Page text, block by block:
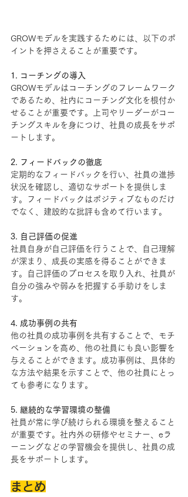
GROWモデルを実践するためには、以下のポ
イントを押さえることが重要です。
1. コーチングの導入
GROWモデルはコーチングのフレームワーク
であるため、社内にコーチング文化を根付か
せることが重要です。上司やリーダーがコー
チングスキルを身につけ、社員の成長をサポ
ートします。
2. フィードバックの徹底
定期的なフィードバックを行い、社員の進捗
状況を確認し、適切なサポートを提供しま
す。フィードバックはポジティブなものだけ
でなく、建設的な批評も含めて行います。
3. 自己評価の促進
社員自身が自己評価を行うことで、自己理解
が深まり、成長の実感を得ることができま
す。自己評価のプロセスを取り入れ、社員が
自分の強みや弱みを把握する手助けをしま
す。
4. 成功事例の共有
他の社員の成功事例を共有することで、モチ
ベーションを高め、他の社員にも良い影響を
与えることができます。成功事例は、具体的
な方法や結果を示すことで、他の社員にとっ
ても参考になります。
5. 継続的な学習環境の整備
社員が常に学び続けられる環境を整えること
が重要です。社内外の研修やセミナー、eラ
ーニングなどの学習機会を提供し、社員の成
長をサポートします。
まとめ